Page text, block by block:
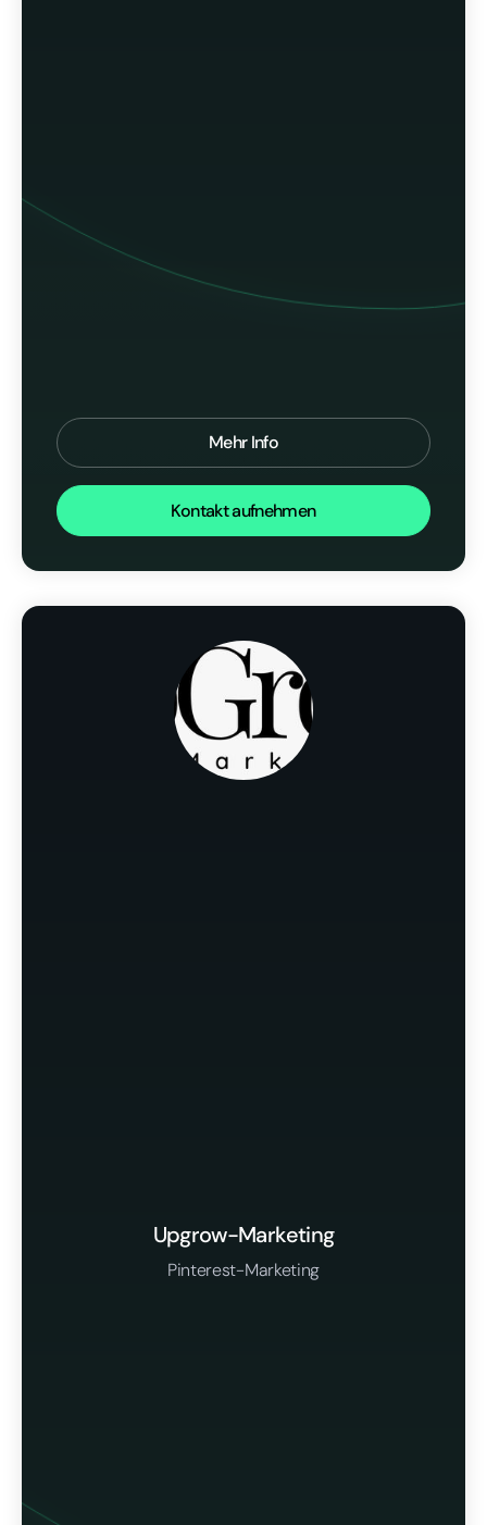
Mehr Info
Kontakt aufnehmen
Upgrow-Marketing
Pinterest-Marketing